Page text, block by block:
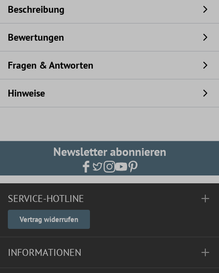
Beschreibung
Bewertungen
Fragen & Antworten
Hinweise
Newsletter abonnieren
SERVICE-HOTLINE
Vertrag widerrufen
INFORMATIONEN